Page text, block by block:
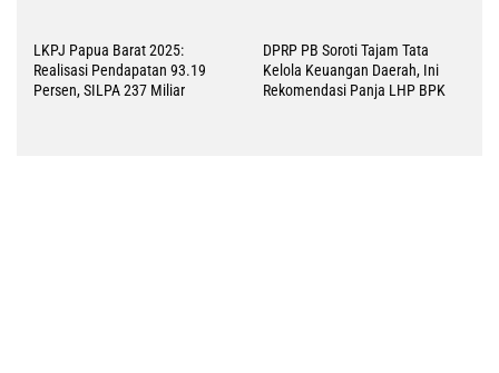
LKPJ Papua Barat 2025:
Realisasi Pendapatan 93.19
Persen, SILPA 237 Miliar
DPRP PB Soroti Tajam Tata
Kelola Keuangan Daerah, Ini
Rekomendasi Panja LHP BPK